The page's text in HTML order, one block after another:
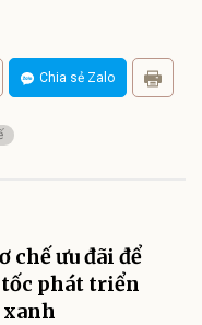
Chia sẻ Zalo
chế ưu đãi để
phát triển
xanh